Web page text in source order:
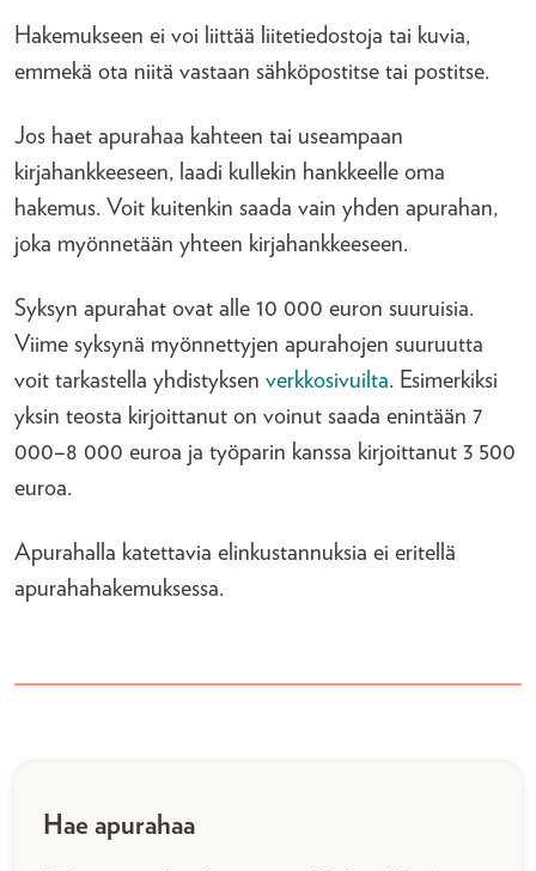
Hakemukseen ei voi liittää liitetiedostoja tai kuvia,
emmekä ota niitä vastaan sähköpostitse tai postitse.
Jos haet apurahaa kahteen tai useampaan
kirjahankkeeseen, laadi kullekin hankkeelle oma
hakemus. Voit kuitenkin saada vain yhden apurahan,
joka myönnetään yhteen kirjahankkeeseen.
Syksyn apurahat ovat alle 10 000 euron suuruisia.
Viime syksynä myönnettyjen apurahojen suuruutta
voit tarkastella yhdistyksen verkkosivuilta. Esimerkiksi
yksin teosta kirjoittanut on voinut saada enintään 7
000–8 000 euroa ja työparin kanssa kirjoittanut 3 500
euroa.
Apurahalla katettavia elinkustannuksia ei eritellä
apurahahakemuksessa.
Hae apurahaa